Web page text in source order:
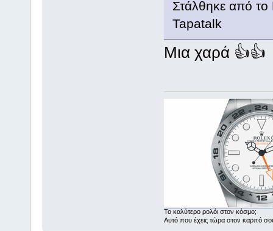
Στάλθηκε από
Tapatalk
Mια χαρά 👍👍
Το καλύτερο ρολόι στον κόσμο;
Αυτό που έχεις τώρα στον καρπό